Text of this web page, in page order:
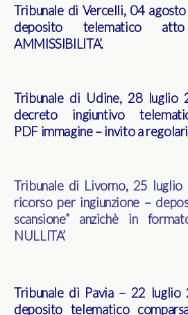
Tribunale di Vercelli, 04
deposito telematico
AMMISSIBILITA’.
Tribunale di Udine, 28 luglio
decreto ingiuntivo
PDF immagine – invito a
Tribunale di Livorno, 25 luglio
ricorso per ingiunzione –
scansione” anzichè in
NULLITA’
Tribunale di Pavia – 22 luglio
deposito telematico